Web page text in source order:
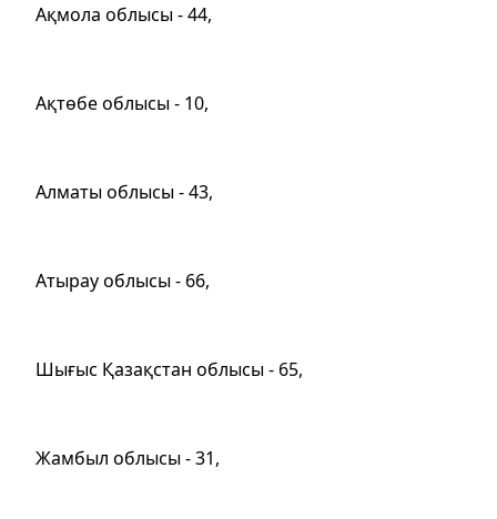
Ақмола облысы - 44,
Ақтөбе облысы - 10,
Алматы облысы - 43,
Атырау облысы - 66,
Шығыс Қазақстан облысы - 65,
Жамбыл облысы - 31,